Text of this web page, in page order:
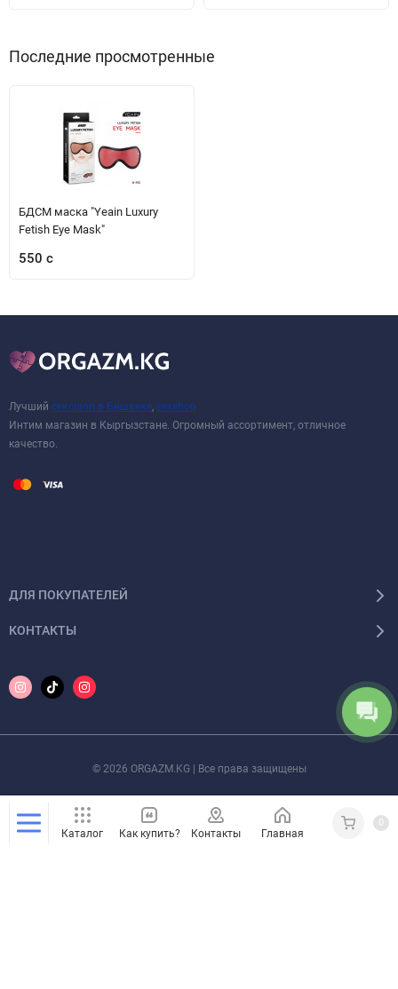
Последние просмотренные
БДСМ маска "Yeain Luxury
Fetish Eye Mask"
550 с
Лучший сексшоп в Бишкеке sexshop
Интим магазин в Кыргызстане. Огромный ассортимент, отличное
качество.
ДЛЯ ПОКУПАТЕЛЕЙ
КОНТАКТЫ
© 2026 ORGAZM.KG | Все права защищены
Каталог Как купить? Контакты Главная Кабинет
0